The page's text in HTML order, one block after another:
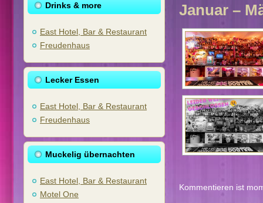
Drinks & more
East Hotel, Bar & Restaurant
Freudenhaus
Lecker Essen
East Hotel, Bar & Restaurant
Freudenhaus
Muckelig übernachten
East Hotel, Bar & Restaurant
Motel One
Januar –
Kommentieren ist